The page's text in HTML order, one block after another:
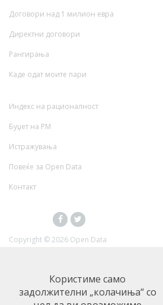
Користиме само
задолжителни „колачиња“ со
Договори над 1 милион евра
Директни договори
Рангирања
Каде одат моите пари
Индекс на рационалност
Буџет на РМ
Истражувања
Повеќе за Open Data
Контакт
Copyright ©2026 Open Data